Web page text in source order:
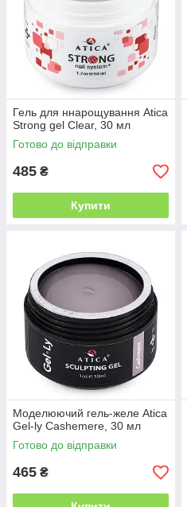
Гель для ннарощування Atica
Strong gel Clear, 30 мл
Готово до відправки
485 ₴
Купити
Моделюючий гель-желе Atica
Gel-ly Cashemere, 30 мл
Готово до відправки
465 ₴